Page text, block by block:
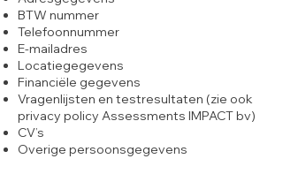
BTW nummer
Telefoonnummer
E-mailadres
Locatiegegevens
Financiële gegevens
Vragenlijsten en testresultaten (zie ook
privacy policy Assessments IMPACT bv)
CV’s
Overige persoonsgegevens